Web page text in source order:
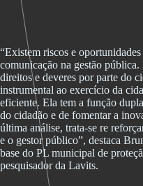
“Existem riscos e
comunicação na gestão
direitos e deveres por parte do
instrumental ao exercício da
eficiente. Ela tem a função
do cidadão e de fomentar a
última análise, trata-se re
e o gestor público”, destaca
base do PL municipal de
pesquisador da Lavits.